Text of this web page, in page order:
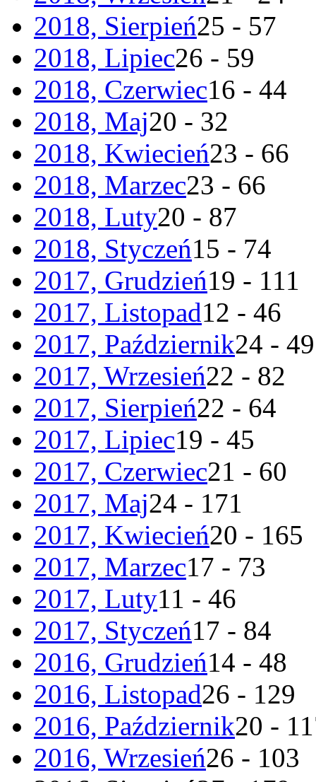
2018, Sierpień25 - 57
2018, Lipiec26 - 59
2018, Czerwiec16 - 44
2018, Maj20 - 32
2018, Kwiecień23 - 66
2018, Marzec23 - 66
2018, Luty20 - 87
2018, Styczeń15 - 74
2017, Grudzień19 - 111
2017, Listopad12 - 46
2017, Październik24 - 49
2017, Wrzesień22 - 82
2017, Sierpień22 - 64
2017, Lipiec19 - 45
2017, Czerwiec21 - 60
2017, Maj24 - 171
2017, Kwiecień20 - 165
2017, Marzec17 - 73
2017, Luty11 - 46
2017, Styczeń17 - 84
2016, Grudzień14 - 48
2016, Listopad26 - 129
2016, Październik20 -
2016, Wrzesień26 - 103